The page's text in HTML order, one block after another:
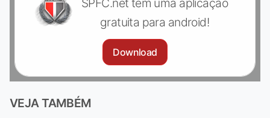
SPFC.net tem uma aplicação
gratuita para android!
Download
VEJA TAMBÉM